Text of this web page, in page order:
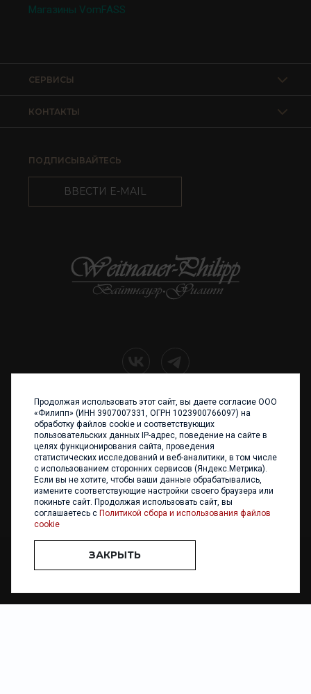
Магазины VomFASS
КОНТАКТЫ
СЕРВИСЫ
ПОДПИСЫВАЙТЕСЬ
ВВЕСТИ E-MAIL
+7 (4012) 960 898
236017 Калининград,
ул. Каштановая аллея, 47
Телефон: +7 4012 960 898,
+7 4012 960 856
Написать нам
ООО «ФИЛИПП» © 2013 - 2026. Все права защищены
Разработка и
Продолжая использовать этот сайт, вы даете согласие ООО
«Филипп» (ИНН 3907007331, ОГРН 1023900766097) на
обработку файлов cookie и соответствующих
пользовательских данных IP-адрес, поведение на сайте в
целях функционирования сайта, проведения
статистических исследований и веб-аналитики, в том числе
с использованием сторонних сервисов (Яндекс.Метрика).
Если вы не хотите, чтобы ваши данные обрабатывались,
измените соответствующие настройки своего браузера или
покиньте сайт. Продолжая использовать сайт, вы
соглашаетесь с Политикой сбора и использования файлов
cookie
ЗАКРЫТЬ